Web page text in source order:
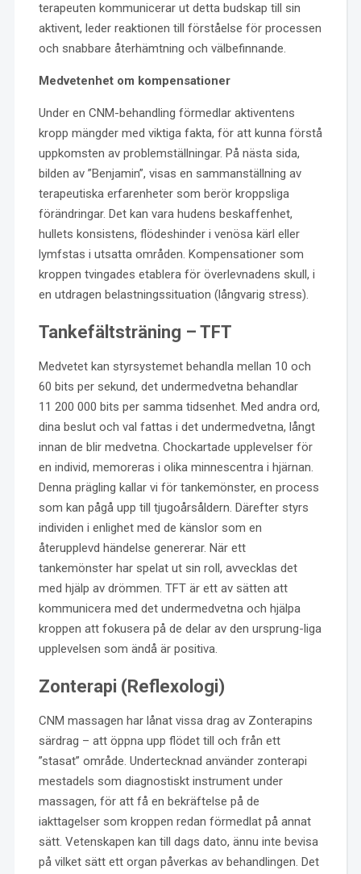
terapeuten kommunicerar ut detta budskap till sin
aktivent, leder reaktionen till förståelse för processen
och snabbare återhämtning och välbefinnande.
Medvetenhet om kompensationer
Under en CNM-behandling förmedlar aktiventens
kropp mängder med viktiga fakta, för att kunna förstå
uppkomsten av problemställningar. På nästa sida,
bilden av ”Benjamin”, visas en sammanställning av
terapeutiska erfarenheter som berör kroppsliga
förändringar. Det kan vara hudens beskaffenhet,
hullets konsistens, flödeshinder i venösa kärl eller
lymfstas i utsatta områden. Kompensationer som
kroppen tvingades etablera för överlevnadens skull, i
en utdragen belastningssituation (långvarig stress).
Tankefältsträning – TFT
Medvetet kan styrsystemet behandla mellan 10 och
60 bits per sekund, det undermedvetna behandlar
11 200 000 bits per samma tidsenhet. Med andra ord,
dina beslut och val fattas i det undermedvetna, långt
innan de blir medvetna. Chockartade upplevelser för
en individ, memoreras i olika minnescentra i hjärnan.
Denna prägling kallar vi för tankemönster, en process
som kan pågå upp till tjugoårsåldern. Därefter styrs
individen i enlighet med de känslor som en
återupplevd händelse genererar. När ett
tankemönster har spelat ut sin roll, avvecklas det
med hjälp av drömmen. TFT är ett av sätten att
kommunicera med det undermedvetna och hjälpa
kroppen att fokusera på de delar av den ursprung-liga
upplevelsen som ändå är positiva.
Zonterapi (Reflexologi)
CNM massagen har lånat vissa drag av Zonterapins
särdrag – att öppna upp flödet till och från ett
”stasat” område. Undertecknad använder zonterapi
mestadels som diagnostiskt instrument under
massagen, för att få en bekräftelse på de
iakttagelser som kroppen redan förmedlat på annat
sätt. Vetenskapen kan till dags dato, ännu inte bevisa
på vilket sätt ett organ påverkas av behandlingen. Det